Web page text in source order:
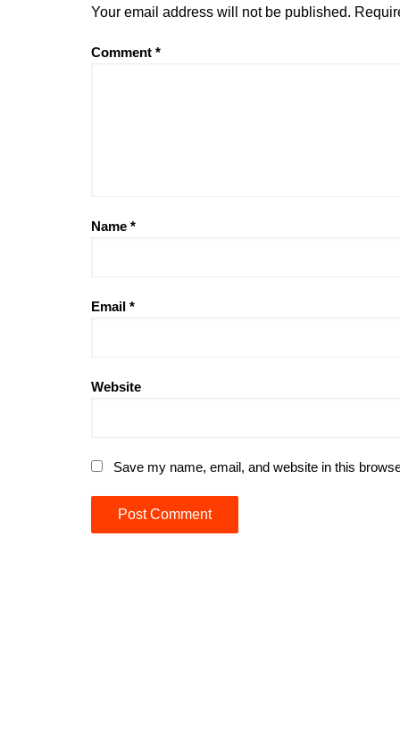
Your email address will not be published.
Comment *
Name *
Email *
Website
Save my name, email, and website in this